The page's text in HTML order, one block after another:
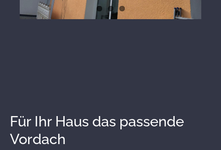
Für Ihr Haus das passende
Vordach